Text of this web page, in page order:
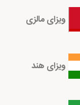
ویزای مالزی
ویزای هند